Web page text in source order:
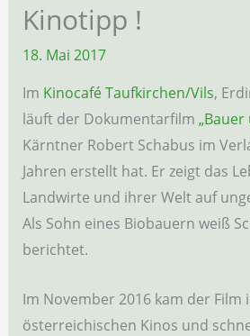
Kinotipp !
18. Mai 2017
Im Kinocafé Taufkirchen/Vils,
läuft der Dokumentarfilm „Bauer
Kärntner Robert Schabus im
Jahren erstellt hat. Er zeigt das
Landwirte und ihrer Welt auf
Als Sohn eines Biobauern weiß
berichtet.
Im November 2016 kam der Film
österreichischen Kinos und